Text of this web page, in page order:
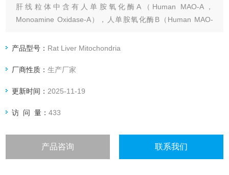
肝线粒体中含有人单胺氧化酶A（Human MAO-A，
Monoamine Oxidase-A），人单胺氧化酶B（Human MAO-
产品型号： Rat Liver Mitochondria
厂商性质：生产厂家
更新时间： 2025-11-19
访 问 量：433
产品咨询 联系我们